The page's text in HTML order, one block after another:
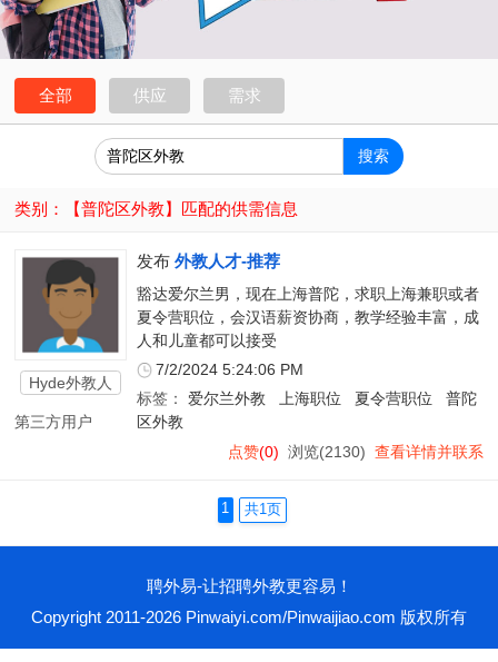
全部 供应 需求
搜索
类别：【普陀区外教】匹配的供需信息
Hyde外教人
第三方用户
发布 外教人才-推荐
豁达爱尔兰男，现在上海普陀，求职上海兼职或者
夏令营职位，会汉语薪资协商，教学经验丰富，成
人和儿童都可以接受
7/2/2024 5:24:06 PM
标签： 爱尔兰外教 上海职位 夏令营职位
普陀
区外教
点赞(0) 浏览(2130) 查看详情并联系
1 共1页
聘外易-让招聘外教更容易！
Copyright 2011-2026 Pinwaiyi.com/Pinwaijiao.com 版权所有